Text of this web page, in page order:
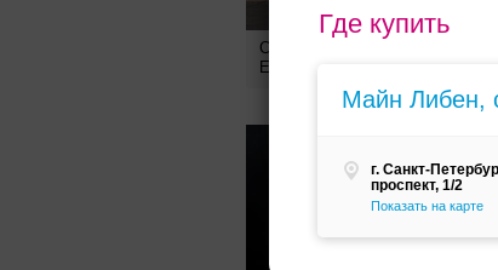
Где купить
Майн Либен,
г. Санкт-
проспект, 1/2
Показать на карте
19400руб.
Свадебное платье k35075 от
Elena Chezelle